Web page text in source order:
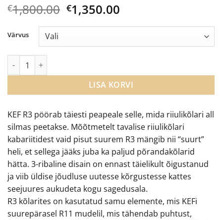
€1,800.00 Algne
hind
€1,800.00.
€1,350.00
€1,350.00.
KEF R3 pöörab täiesti peapeale selle, mida riiulikõlari all
silmas peetakse. Mõõtmetelt tavalise riiulikõlari
kabariitidest vaid pisut suurem R3 mängib nii “suurt”
heli, et sellega jääks juba ka paljud põrandakõlarid
hätta. 3-ribaline disain on ennast täielikult õigustanud
ja viib üldise jõudluse uutesse kõrgustesse kattes
seejuures aukudeta kogu sagedusala.
R3 kõlarites on kasutatud samu elemente, mis KEFi
suurepärasel R11 mudelil, mis tähendab puhtust,
Värvus
KEF R3 suured ja võimekad riiulikõlarid kogus
LISA KORVI